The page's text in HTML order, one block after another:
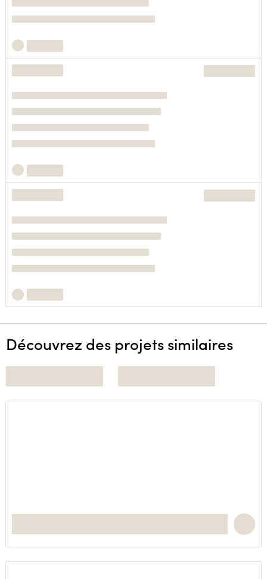
Découvrez des projets similaires